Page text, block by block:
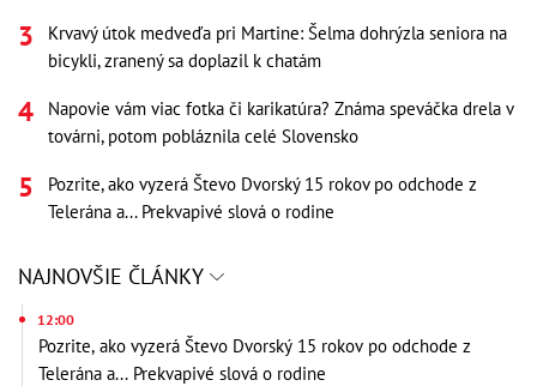
Krvavý útok medveďa pri Martine: Šelma dohrýzla seniora na
bicykli, zranený sa doplazil k chatám
Napovie vám viac fotka či karikatúra? Známa speváčka drela v
továrni, potom pobláznila celé Slovensko
Pozrite, ako vyzerá Števo Dvorský 15 rokov po odchode z
Telerána a... Prekvapivé slová o rodine
NAJNOVŠIE ČLÁNKY
12:00
Pozrite, ako vyzerá Števo Dvorský 15 rokov po odchode z
Telerána a... Prekvapivé slová o rodine